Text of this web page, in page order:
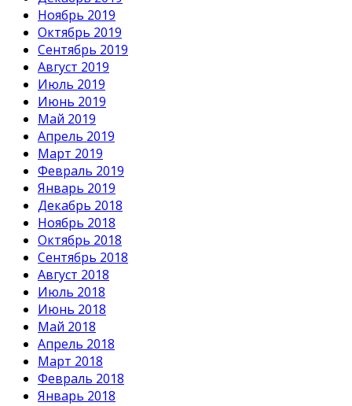
Ноябрь 2019
Октябрь 2019
Сентябрь 2019
Август 2019
Июль 2019
Июнь 2019
Май 2019
Апрель 2019
Март 2019
Февраль 2019
Январь 2019
Декабрь 2018
Ноябрь 2018
Октябрь 2018
Сентябрь 2018
Август 2018
Июль 2018
Июнь 2018
Май 2018
Апрель 2018
Март 2018
Февраль 2018
Январь 2018